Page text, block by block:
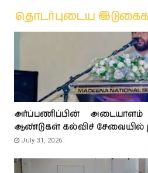
தொடர்புடைய
அர்ப்பணிப்பின்
ஆண்டுகள் கல்விச் சேவையில்
July 31, 2026